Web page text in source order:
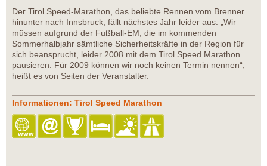
Der Tirol Speed-Marathon, das beliebte Rennen vom Brenner
hinunter nach Innsbruck, fällt nächstes Jahr leider aus. „Wir
müssen aufgrund der Fußball-EM, die im kommenden
Sommerhalbjahr sämtliche Sicherheitskräfte in der Region für
sich beansprucht, leider 2008 mit dem Tirol Speed Marathon
pausieren. Für 2009 können wir noch keinen Termin nennen“,
heißt es von Seiten der Veranstalter.
Informationen: Tirol Speed Marathon